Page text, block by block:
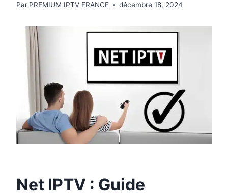
Par PREMIUM IPTV FRANCE décembre 18, 2024
Net IPTV : Guide